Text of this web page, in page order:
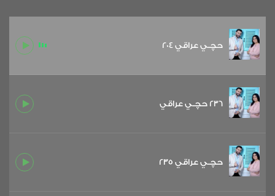
حچـي عراقي 204
236 حچـي عراقي
حچـي عراقي 235